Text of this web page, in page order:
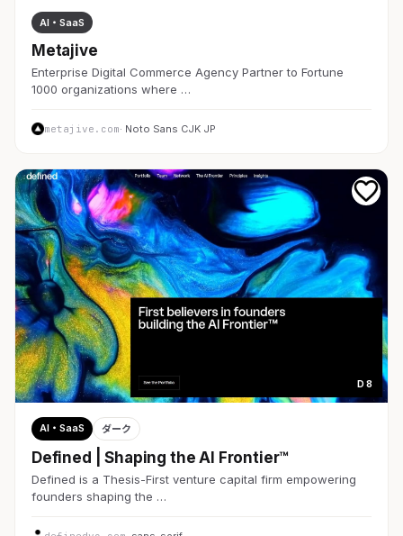
AI・SaaS
Metajive
Enterprise Digital Commerce Agency Partner to Fortune
1000 organizations where …
metajive.com· Noto Sans CJK JP
D 8
AI・SaaS ダーク
Defined | Shaping the AI Frontier™
Defined is a Thesis-First venture capital firm empowering
founders shaping the …